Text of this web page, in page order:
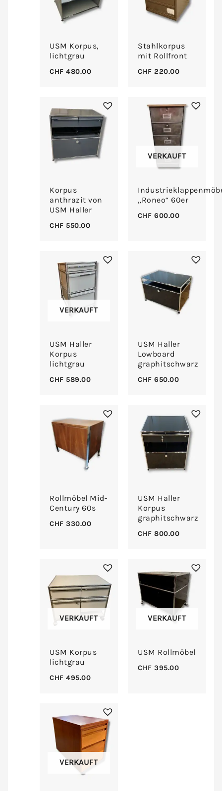
USM Korpus,
lichtgrau
CHF 480.00
Stahlkorpus
mit Rollfront
CHF 220.00
Korpus
anthrazit von
USM Haller
CHF 550.00
VERKAUFT
„Roneo“ 60er
CHF 600.00
VERKAUFT
USM Haller
Korpus
lichtgrau
CHF 589.00
USM Haller
Lowboard
graphitschwarz
CHF 650.00
Rollmöbel Mid-
Century 60s
CHF 330.00
USM Haller
Korpus
graphitschwarz
CHF 800.00
VERKAUFT
USM Korpus
lichtgrau
CHF 495.00
VERKAUFT
USM Rollmöbel
CHF 395.00
VERKAUFT